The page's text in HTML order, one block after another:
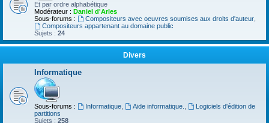
Et par ordre alphabétique
Modérateur : Daniel d'Arles
Sous-forums :
Compositeurs avec oeuvres soumises aux droits d'auteur,
Compositeurs appartenant au domaine public
Sujets : 24
Divers
Informatique
Sous-forums : Informatique, Aide informatique.
Logiciels d'édition de
partitions
Sujets : 258